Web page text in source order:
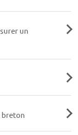
un
breton